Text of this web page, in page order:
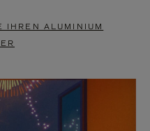
IHREN ALUMINIUM